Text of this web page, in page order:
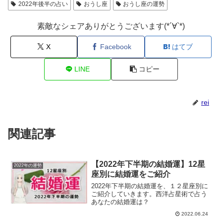
2022年後半の占い
おうし座 おうし座の運勢
素敵なシェアありがとうございます(*´∀`*)
X Facebook はてブ
LINE コピー
rei
関連記事
2022年の運勢
【2022年下半期の結婚運】12星
座別に結婚運をご紹介
2022年下半期の結婚運を、１２星座別に
ご紹介していきます。西洋占星術で占う
あなたの結婚運は？
2022.06.24